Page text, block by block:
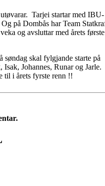
Tarjei startar med IBU-
på Dombås har Team
og avsluttar med årets første
søndag skal fylgjande starte på
Johannes, Runar og Jarle.
til i årets fyrste renn !!